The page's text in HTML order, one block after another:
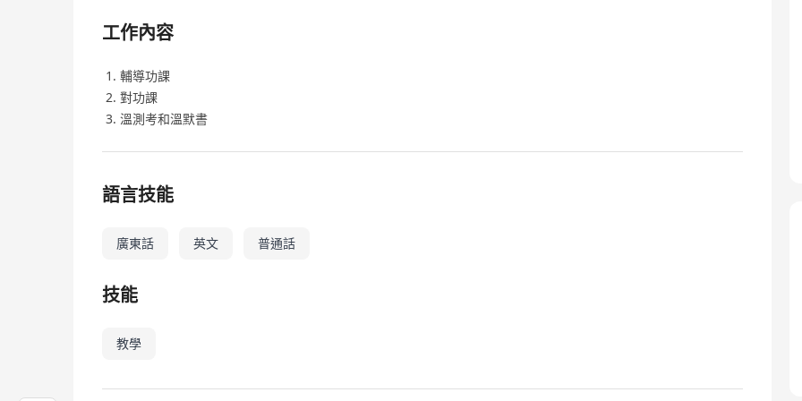
工作內容
輔導功課
對功課
溫測考和溫默書
語言技能
廣東話 英文 普通話
技能
教學